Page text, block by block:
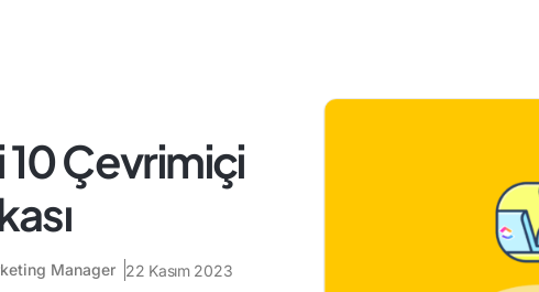
Çevrimiçi
Manager 22 Kasım 2023